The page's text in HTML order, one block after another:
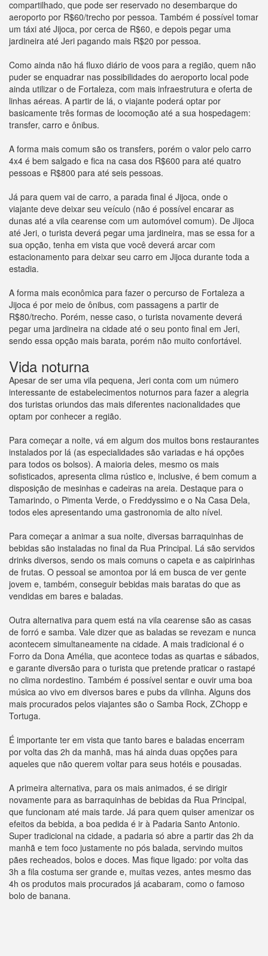
compartilhado, que pode ser reservado no desembarque do
aeroporto por R$60/trecho por pessoa. Também é possível tomar
um táxi até Jijoca, por cerca de R$60, e depois pegar uma
jardineira até Jeri pagando mais R$20 por pessoa.
Como ainda não há fluxo diário de voos para a região, quem não
puder se enquadrar nas possibilidades do aeroporto local pode
ainda utilizar o de Fortaleza, com mais infraestrutura e oferta de
linhas aéreas. A partir de lá, o viajante poderá optar por
basicamente três formas de locomoção até a sua hospedagem:
transfer, carro e ônibus.
A forma mais comum são os transfers, porém o valor pelo carro
4x4 é bem salgado e fica na casa dos R$600 para até quatro
pessoas e R$800 para até seis pessoas.
Já para quem vai de carro, a parada final é Jijoca, onde o
viajante deve deixar seu veículo (não é possível encarar as
dunas até a vila cearense com um automóvel comum). De Jijoca
até Jeri, o turista deverá pegar uma jardineira, mas se essa for a
sua opção, tenha em vista que você deverá arcar com
estacionamento para deixar seu carro em Jijoca durante toda a
estadia.
A forma mais econômica para fazer o percurso de Fortaleza a
Jijoca é por meio de ônibus, com passagens a partir de
R$80/trecho. Porém, nesse caso, o turista novamente deverá
pegar uma jardineira na cidade até o seu ponto final em Jeri,
sendo essa opção mais barata, porém não muito confortável.
Vida noturna
Apesar de ser uma vila pequena, Jeri conta com um número
interessante de estabelecimentos noturnos para fazer a alegria
dos turistas oriundos das mais diferentes nacionalidades que
optam por conhecer a região.
Para começar a noite, vá em algum dos muitos bons restaurantes
instalados por lá (as especialidades são variadas e há opções
para todos os bolsos). A maioria deles, mesmo os mais
sofisticados, apresenta clima rústico e, inclusive, é bem comum a
disposição de mesinhas e cadeiras na areia. Destaque para o
Tamarindo, o Pimenta Verde, o Freddyssimo e o Na Casa Dela,
todos eles apresentando uma gastronomia de alto nível.
Para começar a animar a sua noite, diversas barraquinhas de
bebidas são instaladas no final da Rua Principal. Lá são servidos
drinks diversos, sendo os mais comuns o capeta e as caipirinhas
de frutas. O pessoal se amontoa por lá em busca de ver gente
jovem e, também, conseguir bebidas mais baratas do que as
vendidas em bares e baladas.
Outra alternativa para quem está na vila cearense são as casas
de forró e samba. Vale dizer que as baladas se revezam e nunca
acontecem simultaneamente na cidade. A mais tradicional é o
Forro da Dona Amélia, que acontece todas as quartas e sábados,
e garante diversão para o turista que pretende praticar o rastapé
no clima nordestino. Também é possível sentar e ouvir uma boa
música ao vivo em diversos bares e pubs da vilinha. Alguns dos
mais procurados pelos viajantes são o Samba Rock, ZChopp e
Tortuga.
É importante ter em vista que tanto bares e baladas encerram
por volta das 2h da manhã, mas há ainda duas opções para
aqueles que não querem voltar para seus hotéis e pousadas.
A primeira alternativa, para os mais animados, é se dirigir
novamente para as barraquinhas de bebidas da Rua Principal,
que funcionam até mais tarde. Já para quem quiser amenizar os
efeitos da bebida, a boa pedida é ir à Padaria Santo Antonio.
Super tradicional na cidade, a padaria só abre a partir das 2h da
manhã e tem foco justamente no pós balada, servindo muitos
pães recheados, bolos e doces. Mas fique ligado: por volta das
3h a fila costuma ser grande e, muitas vezes, antes mesmo das
4h os produtos mais procurados já acabaram, como o famoso
bolo de banana.